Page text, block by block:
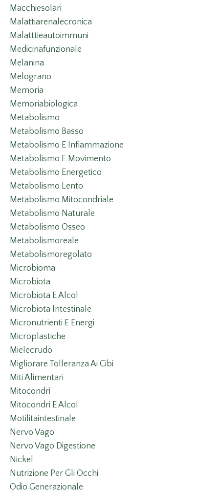
Macchiesolari
Malattiarenalecronica
Malatttieautoimmuni
Medicinafunzionale
Melanina
Melograno
Memoria
Memoriabiologica
Metabolismo
Metabolismo Basso
Metabolismo E Infiammazione
Metabolismo E Movimento
Metabolismo Energetico
Metabolismo Lento
Metabolismo Mitocondriale
Metabolismo Naturale
Metabolismo Osseo
Metabolismoreale
Metabolismoregolato
Microbioma
Microbiota
Microbiota E Alcol
Microbiota Intestinale
Micronutrienti E Energi
Microplastiche
Mielecrudo
Migliorare Tolleranza Ai Cibi
Miti Alimentari
Mitocondri
Mitocondri E Alcol
Motilitaintestinale
Nervo Vago
Nervo Vago Digestione
Nickel
Nutrizione Per Gli Occhi
Odio Generazionale